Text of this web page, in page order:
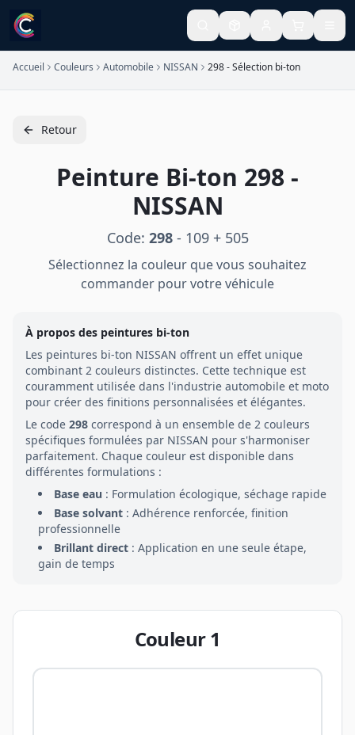
Accueil Couleurs Automobile NISSAN 298 - Sélection bi-ton
Retour
Peinture Bi-ton 298 -
NISSAN
Code: 298- 109 + 505
Sélectionnez la couleur que vous souhaitez
commander pour votre véhicule
À propos des peintures bi-ton
Les peintures bi-ton NISSAN offrent un effet unique
combinant 2 couleurs distinctes. Cette technique est
couramment utilisée dans l'industrie automobile et moto
pour créer des finitions personnalisées et élégantes.
Le code 298 correspond à un ensemble de 2 couleurs
spécifiques formulées par NISSAN pour s'harmoniser
parfaitement. Chaque couleur est disponible dans
différentes formulations :
Base eau : Formulation écologique, séchage rapide
Base solvant : Adhérence renforcée, finition
professionnelle
Brillant direct : Application en une seule étape,
gain de temps
Couleur1